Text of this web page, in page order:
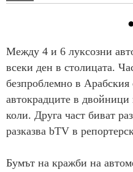
Между 4 и 6 луксозни
всеки ден в столицата.
безпроблемно в Арабския
автокрадците в
коли. Друга част биват
разказва bTV в
Бумът на кражби на